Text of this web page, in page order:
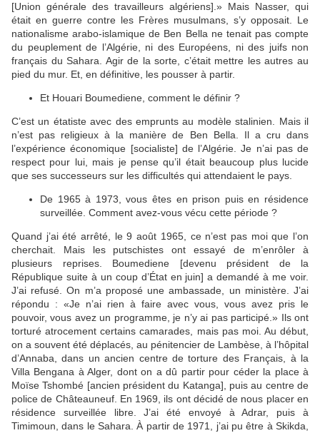
[Union générale des travailleurs algériens].» Mais Nasser, qui
était en guerre contre les Frères musulmans, s’y opposait. Le
nationalisme arabo-islamique de Ben Bella ne tenait pas compte
du peuplement de l’Algérie, ni des Européens, ni des juifs non
français du Sahara. Agir de la sorte, c’était mettre les autres au
pied du mur. Et, en définitive, les pousser à partir.
Et Houari Boumediene, comment le définir ?
C’est un étatiste avec des emprunts au modèle stalinien. Mais il
n’est pas religieux à la manière de Ben Bella. Il a cru dans
l’expérience économique [socialiste] de l’Algérie. Je n’ai pas de
respect pour lui, mais je pense qu’il était beaucoup plus lucide
que ses successeurs sur les difficultés qui attendaient le pays.
De 1965 à 1973, vous êtes en prison puis en résidence
surveillée. Comment avez-vous vécu cette période ?
Quand j’ai été arrêté, le 9 août 1965, ce n’est pas moi que l’on
cherchait. Mais les putschistes ont essayé de m’enrôler à
plusieurs reprises. Boumediene [devenu président de la
République suite à un coup d’État en juin] a demandé à me voir.
J’ai refusé. On m’a proposé une ambassade, un ministère. J’ai
répondu : «Je n’ai rien à faire avec vous, vous avez pris le
pouvoir, vous avez un programme, je n’y ai pas participé.» Ils ont
torturé atrocement certains camarades, mais pas moi. Au début,
on a souvent été déplacés, au pénitencier de Lambèse, à l’hôpital
d’Annaba, dans un ancien centre de torture des Français, à la
Villa Bengana à Alger, dont on a dû partir pour céder la place à
Moïse Tshombé [ancien président du Katanga], puis au centre de
police de Châteauneuf. En 1969, ils ont décidé de nous placer en
résidence surveillée libre. J’ai été envoyé à Adrar, puis à
Timimoun, dans le Sahara. À partir de 1971, j’ai pu être à Skikda,